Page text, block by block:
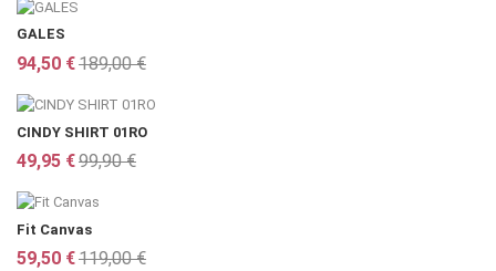
GALES
94,50 €189,00 €
CINDY SHIRT 01RO
49,95 €99,90 €
Fit Canvas
59,50 €119,00 €